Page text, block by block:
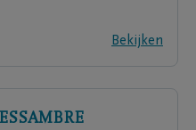
Bekijken